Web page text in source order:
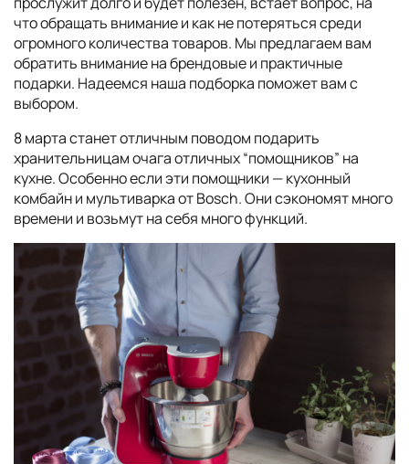
что обращать внимание и как не потеряться среди
огромного количества товаров. Мы предлагаем вам
обратить внимание на брендовые и практичные
подарки. Надеемся наша подборка поможет вам с
выбором.
8 марта станет отличным поводом подарить
хранительницам очага отличных “помощников” на
кухне. Особенно если эти помощники — кухонный
комбайн и мультиварка от Bosch. Они сэкономят много
времени и возьмут на себя много функций.